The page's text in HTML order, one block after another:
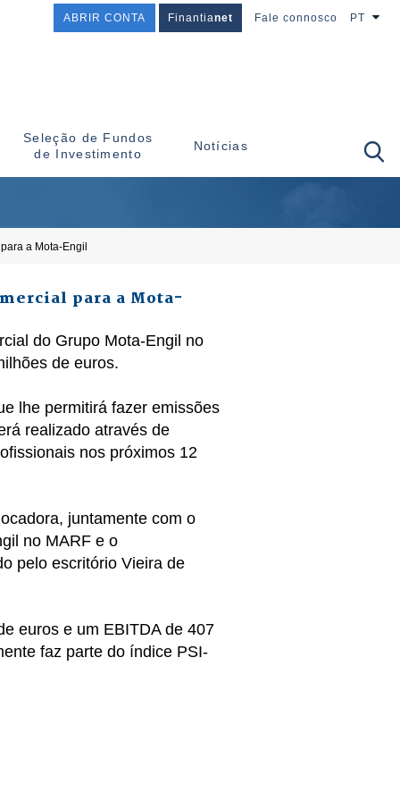
Seleção de Fundos
de Investimento
Notícias
ABRIR CONTA Finantianet Fale connosco PT
a Mota-Engil
para a Mota-
do Grupo Mota-Engil no
de euros.
lhe permitirá fazer emissões
realizado através de
nos próximos 12
juntamente com o
no MARF e o
pelo escritório Vieira de
euros e um EBITDA de 407
faz parte do índice PSI-